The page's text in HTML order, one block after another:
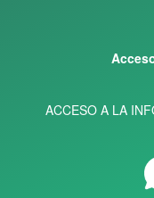
ACCESO A LA